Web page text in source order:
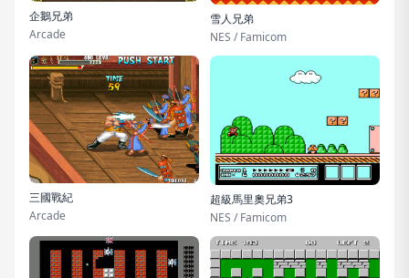
企鵝兄弟
Arcade
雪人兄弟
NES / Famicom
三國戰紀
Arcade
超級馬里奧兄弟3
NES / Famicom